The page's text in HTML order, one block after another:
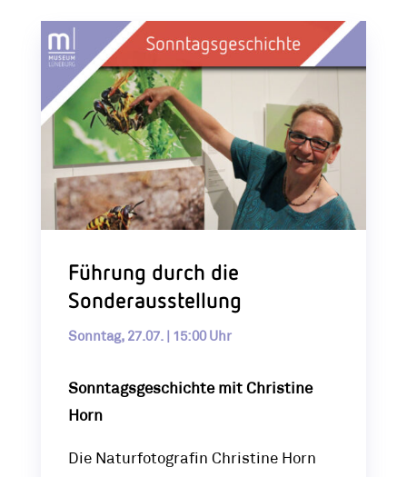
Führung durch die
Sonderausstellung
Sonntag, 27.07. | 15:00 Uhr
Sonntagsgeschichte mit Christine
Horn
Die Naturfotografin Christine Horn